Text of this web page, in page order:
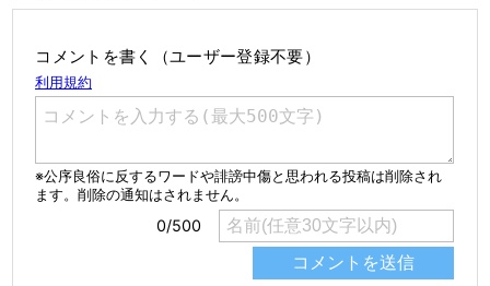
コメントを書く（ユーザー登録不要）